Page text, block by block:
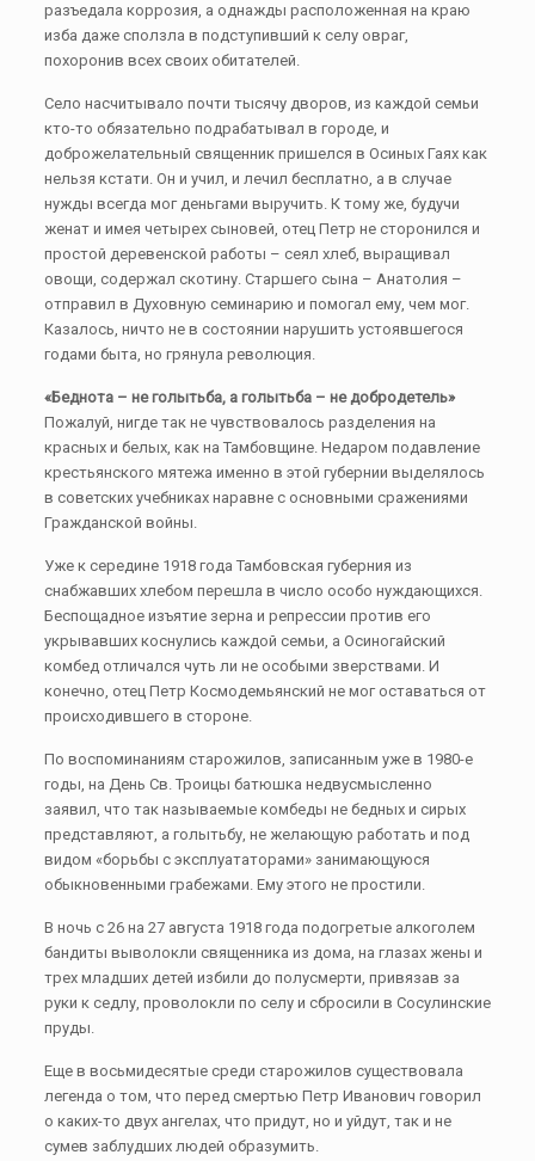
разъедала коррозия, а однажды расположенная на краю
изба даже сползла в подступивший к селу овраг,
похоронив всех своих обитателей.
Село насчитывало почти тысячу дворов, из каждой семьи
кто-то обязательно подрабатывал в городе, и
доброжелательный священник пришелся в Осиных Гаях как
нельзя кстати. Он и учил, и лечил бесплатно, а в случае
нужды всегда мог деньгами выручить. К тому же, будучи
женат и имея четырех сыновей, отец Петр не сторонился и
простой деревенской работы – сеял хлеб, выращивал
овощи, содержал скотину. Старшего сына – Анатолия –
отправил в Духовную семинарию и помогал ему, чем мог.
Казалось, ничто не в состоянии нарушить устоявшегося
годами быта, но грянула революция.
«Беднота – не голытьба, а голытьба – не добродетель»
Пожалуй, нигде так не чувствовалось разделения на
красных и белых, как на Тамбовщине. Недаром подавление
крестьянского мятежа именно в этой губернии выделялось
в советских учебниках наравне с основными сражениями
Гражданской войны.
Уже к середине 1918 года Тамбовская губерния из
снабжавших хлебом перешла в число особо нуждающихся.
Беспощадное изъятие зерна и репрессии против его
укрывавших коснулись каждой семьи, а Осиногайский
комбед отличался чуть ли не особыми зверствами. И
конечно, отец Петр Космодемьянский не мог оставаться от
происходившего в стороне.
По воспоминаниям старожилов, записанным уже в 1980-е
годы, на День Св. Троицы батюшка недвусмысленно
заявил, что так называемые комбеды не бедных и сирых
представляют, а голытьбу, не желающую работать и под
видом «борьбы с эксплуататорами» занимающуюся
обыкновенными грабежами. Ему этого не простили.
В ночь с 26 на 27 августа 1918 года подогретые алкоголем
бандиты выволокли священника из дома, на глазах жены и
трех младших детей избили до полусмерти, привязав за
руки к седлу, проволокли по селу и сбросили в Сосулинские
пруды.
Еще в восьмидесятые среди старожилов существовала
легенда о том, что перед смертью Петр Иванович говорил
о каких-то двух ангелах, что придут, но и уйдут, так и не
сумев заблудших людей образумить.